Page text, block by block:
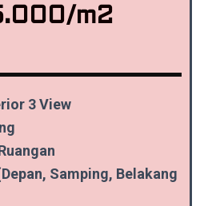
m2
3 View
Samping, Belakang